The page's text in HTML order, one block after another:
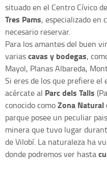
situado en el Centro Cívico
Tres Pams, especializado en
necesario reservar.
Para los amantes del buen
variascavas y bodegas,
Mayol, Planas Albareda,
Si eres de los que prefiere
acércate al Parc dels Talls
conocido comoZona Natural
parque posee un peculiar
minera que tuvo lugar
de Vilobí. La naturaleza ha
donde podremos ver hasta